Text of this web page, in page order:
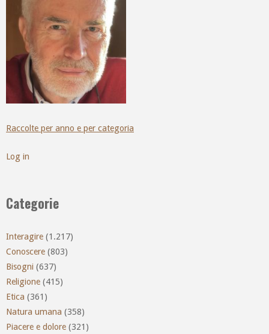
Raccolte per anno e per categoria
Log in
Categorie
Interagire (1.217)
Conoscere (803)
Bisogni (637)
Religione (415)
Etica (361)
Natura umana (358)
Piacere e dolore (321)